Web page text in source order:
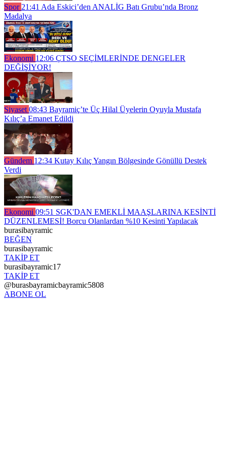
Spor 21:41 Ada Eskici’den ANALİG Batı Grubu’nda Bronz
Madalya
Ekonomi 12:06 ÇTSO SEÇİMLERİNDE DENGELER
DEĞİŞİYOR!
Siyaset 08:43 Bayramiç’te Üç Hilal Üyelerin Oyuyla Mustafa
Kılıç’a Emanet Edildi
Gündem 12:34 Kutay Kılıç Yangın Bölgesinde Gönüllü Destek
Verdi
Ekonomi 09:51 SGK'DAN EMEKLİ MAAŞLARINA KESİNTİ
DÜZENLEMESİ! Borcu Olanlardan %10 Kesinti Yapılacak
burasibayramic
BEĞEN
burasibayramic
TAKİP ET
burasibayramic17
TAKİP ET
@burasbayramicbayramic5808
ABONE OL